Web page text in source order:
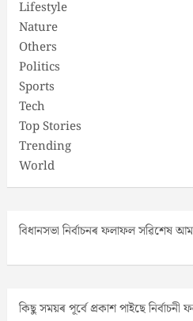
Lifestyle
Nature
Others
Politics
Sports
Tech
Top Stories
Trending
World
বিধানসভা নিৰ্বাচনৰ ফলাফল সৱিশেষ
কিছু সময়ৰ পূৰ্বে প্ৰকাশ পাইছে নিৰ্বাচনী